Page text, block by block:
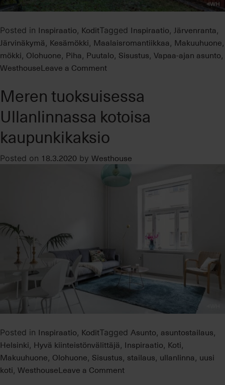
Posted in Inspiraatio, KoditTagged Inspiraatio, Järvenranta,
Järvinäkymä, Kesämökki, Maalaisromantiikkaa, Makuuhuone,
mökki, Olohuone, Piha, Puutalo, Sisustus, Vapaa-ajan asunto,
WesthouseLeave a Commenton
mökkitunnelmaa
Meren tuoksuisessa
Ullanlinnassa kotoisa
kaupunkikaksio
Posted on 18.3.2020 by Westhouse
Posted in Inspiraatio, KoditTagged Asunto, asuntostailaus,
Helsinki, Hyvä kiinteistönvälittäjä, Inspiraatio, Koti,
Makuuhuone, Olohuone, Sisustus, stailaus, ullanlinna, uusi
koti, WesthouseLeave a Commenton